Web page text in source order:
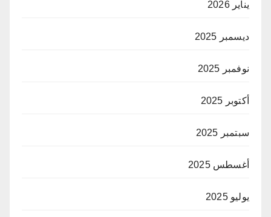
يناير 2026
ديسمبر 2025
نوفمبر 2025
أكتوبر 2025
سبتمبر 2025
أغسطس 2025
يوليو 2025